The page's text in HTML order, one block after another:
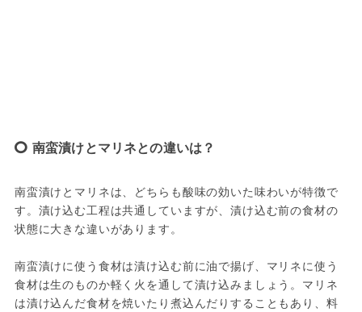
南蛮漬けとマリネとの違いは？
南蛮漬けとマリネは、どちらも酸味の効いた味わいが特徴で
す。漬け込む工程は共通していますが、漬け込む前の食材の
状態に大きな違いがあります。
南蛮漬けに使う食材は漬け込む前に油で揚げ、マリネに使う
食材は生のものか軽く火を通して漬け込みましょう。マリネ
は漬け込んだ食材を焼いたり煮込んだりすることもあり、料